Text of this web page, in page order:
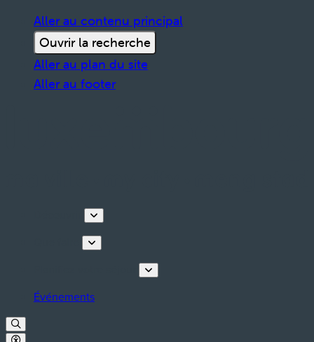
Aller au contenu principal
Ouvrir la recherche
Aller au plan du site
Aller au footer
Événements